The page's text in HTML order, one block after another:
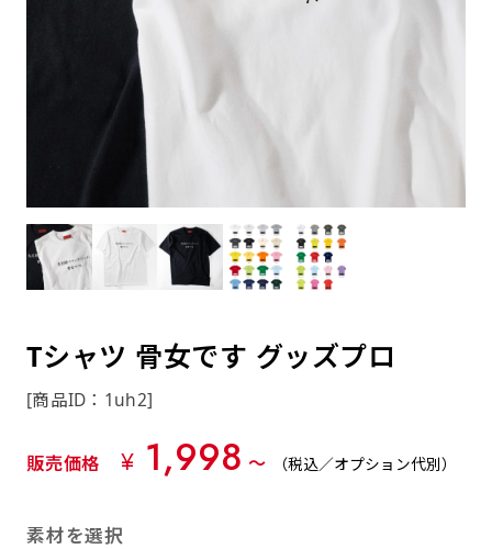
Tシャツ 骨女です グッズプロ
[商品ID：1uh2]
販売価格 ¥ 1,998 〜 （税込／オプション代別）
素材を選択
当社の既製デザインを利用してのぼり旗を
製作したい場合
のぼり旗の改造プランとなりますので改造の
程度によってデザイン加工費用が発生いたし
詳細はお問い合わせください。
リピート
つくった、◯◯のぼり」の様に曖昧でも構い
リピート（要画像確認）［ +298円 ］
返事を頂いたあとに製作開始いたします。
がバッチリデザインします。書体などのご指
定がなければ、のぼりのイメージに最適のフ
ォントを使用します。基本的にのぼりの下部
にショップ名、社名、電話番号が入ります。
データをお送りいただけましたらロゴの印刷
も出来ます。
お客様が納得するまで何度でもデザインの修
正をしますので、初めての方でもお気軽にご
相談ください。
する場合があります。
セル不可となります。
その辺を参考にするとよいかもしれません。
よく見かける一般的なのぼり旗のサイズです。
ほとんどのポールや注水台に使用できます。
ショート(60x150)
近距離の歩行者や、特に女性の目線を意識したい
よく見かける一般的なのぼり旗のサイズです。
ほとんどのポールや注水台に使用できます。
ショート(150x60)
近距離の歩行者や、特に女性の目線を意識したい
を補強するために取り付けるリングです。壁
側にロープなどで固定して、突風で倒れること
も風向きによってずっと裏向きになってしまう
いこともありません。
上下チチ
（上と下）
左右チチ
（左右） （上と左右）
を補強するために取り付けるリングです。壁
側にロープなどで固定して、突風で倒れること
も風向きによってずっと裏向きになってしまう
いこともありません。
上チチ 上下チチ 左右チチ
（上と左右） （四辺にチチ）
チチのついてない長辺・
短辺を補強縫製します
三辺補強
［ +48円 ］
チチのついてない長辺・
四辺補強
のぼり旗の四辺すべてを
補強縫製します
トロピカル（納期+1営業日）
［ +299円 ］
ワンランク厚手のトロピカル（生地の厚みが
ポンジをやや厚くした生地です。ポンジと比
べると約2倍の厚みがあります。タペストリー
【注意点】
スリット（切り込み）は均等割りを意識して
カットラインを入れます。
デザインや絵柄をスリット加工時にカットす
る場合があります。